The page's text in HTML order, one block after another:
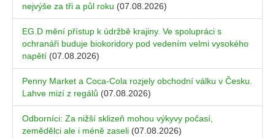
nejvýše za tři a půl roku (07.08.2026)
EG.D mění přístup k údržbě krajiny. Ve spolupráci s
ochranáři buduje biokoridory pod vedením velmi vysokého
napětí (07.08.2026)
Penny Market a Coca-Cola rozjely obchodní válku v Česku.
Lahve mizí z regálů (07.08.2026)
Odborníci: Za nižší sklizeň mohou výkyvy počasí,
zemědělci ale i méně zaseli (07.08.2026)